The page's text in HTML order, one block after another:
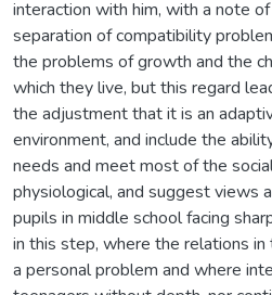
interaction with him, with a note
separation of compatibility
the problems of growth and the
which they live, but this regard
the adjustment that it is an
environment, and include the
needs and meet most of the
physiological, and suggest views
pupils in middle school facing
in this step, where the relations
a personal problem and where